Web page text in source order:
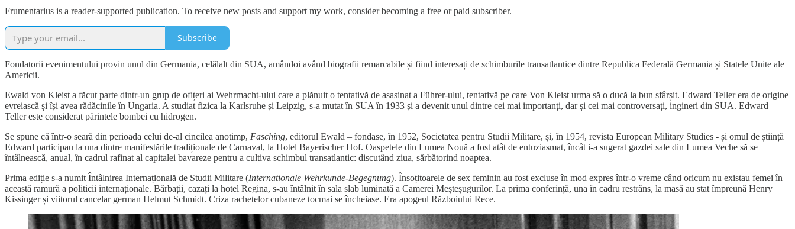
Frumentarius is a reader-supported publication. To receive new posts and support my work, consider becoming a free or paid subscriber.
Subscribe
Fondatorii evenimentului provin unul din Germania, celălalt din SUA, amândoi având biografii remarcabile și fiind interesați de schimburile transatlantice dintre Republica Federală Germania și Statele Unite ale
Americii.
Ewald von Kleist a făcut parte dintr-un grup de ofițeri ai Wehrmacht-ului care a plănuit o tentativă de asasinat a Führer-ului, tentativă pe care Von Kleist urma să o ducă la bun sfârșit. Edward Teller era de origine
evreiască și își avea rădăcinile în Ungaria. A studiat fizica la Karlsruhe și Leipzig, s-a mutat în SUA în 1933 și a devenit unul dintre cei mai importanți, dar și cei mai controversați, ingineri din SUA. Edward
Teller este considerat părintele bombei cu hidrogen.
Se spune că într-o seară din perioada celui de-al cincilea anotimp, Fasching, editorul Ewald – fondase, în 1952, Societatea pentru Studii Militare, și, în 1954, revista European Military Studies - și omul de știință
Edward participau la una dintre manifestările tradiționale de Carnaval, la Hotel Bayerischer Hof. Oaspetele din Lumea Nouă a fost atât de entuziasmat, încât i-a sugerat gazdei sale din Lumea Veche să se
întâlnească, anual, în cadrul rafinat al capitalei bavareze pentru a cultiva schimbul transatlantic: discutând ziua, sărbătorind noaptea.
Prima ediție s-a numit Întâlnirea Internațională de Studii Militare (Internationale Wehrkunde-Begegnung). Însoțitoarele de sex feminin au fost excluse în mod expres într-o vreme când oricum nu existau femei în
această ramură a politicii internaționale. Bărbații, cazați la hotel Regina, s-au întâlnit în sala slab luminată a Camerei Meșteșugurilor. La prima conferință, una în cadru restrâns, la masă au stat împreună Henry
Kissinger și viitorul cancelar german Helmut Schmidt. Criza rachetelor cubaneze tocmai se încheiase. Era apogeul Războiului Rece.